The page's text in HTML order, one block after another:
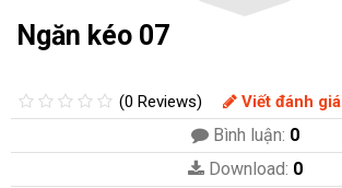
Ngăn kéo 07
(0 Reviews) Viết đánh giá
Bình luận: 0
Download: 0